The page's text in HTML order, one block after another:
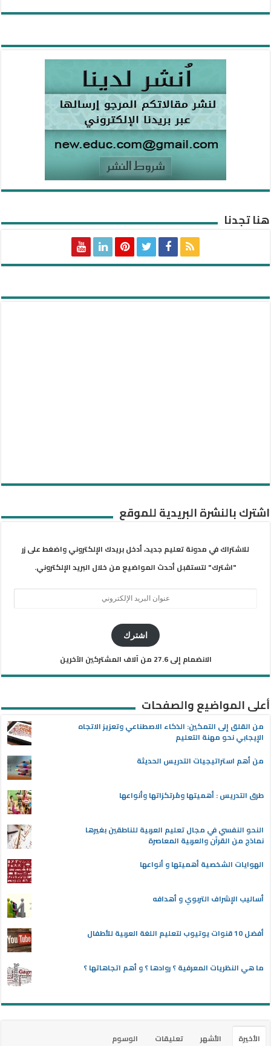
هنا تجدنا
اشترك بالنشرة البريدية للموقع
للاشتراك في مدونة تعليم جديد، أدخل بريدك الإلكتروني واضغط على زر
"اشترك" لتستقبل أحدث المواضيع من خلال البريد الإلكتروني.
اشترك
الانضمام إلى 27.6 من آلاف المشتركين الآخرين
أعلى المواضيع والصفحات
من القلق إلى التمكين: الذكاء الاصطناعي وتعزيز الاتجاه
الإيجابي نحو مهنة التعليم
من أهم استراتيجيات التدريس الحديثة
طرق التدريس : أهميتها ومُرتكزاتها وأنواعها
النحو النفسي في مجال تعليم العربية للناطقين بغيرها
نماذج من القرآن والعربية المعاصرة
الهوايات الشخصية أهميتها و أنواعها
أساليب الإشراف التربوي و أهدافه
أفضل 10 قنوات يوتيوب لتعليم اللغة العربية للأطفال
ما هي النظريات المعرفية ؟ روادها ؟ و أهم اتجاهاتها ؟
الأخيرة الأشهر تعليقات
الوسوم